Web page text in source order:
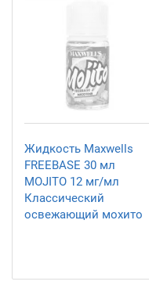
Жидкость Maxwells
FREEBASE 30 мл
MOJITO 12 мг/мл
Классический
освежающий мохито